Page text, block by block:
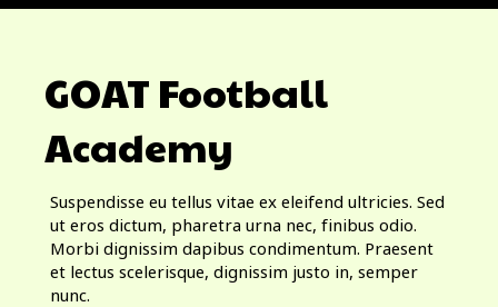
GOAT Football
Academy
Suspendisse eu tellus vitae ex eleifend ultricies. Sed
ut eros dictum, pharetra urna nec, finibus odio.
Morbi dignissim dapibus condimentum. Praesent
et lectus scelerisque, dignissim justo in, semper
nunc.